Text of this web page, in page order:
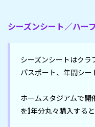
シーズンシート／ハー
シーズンシートはクラ
パスポート、年間シー
ホームスタジアムで開
を1年分丸々購入する